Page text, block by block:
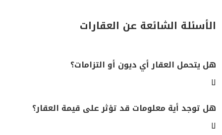
الأسئلة الشائعة عن العقارات
هل يتحمل العقار أي ديون أو التزامات؟
لا
هل توجد أية معلومات قد تؤثر على قيمة العقار؟
لا